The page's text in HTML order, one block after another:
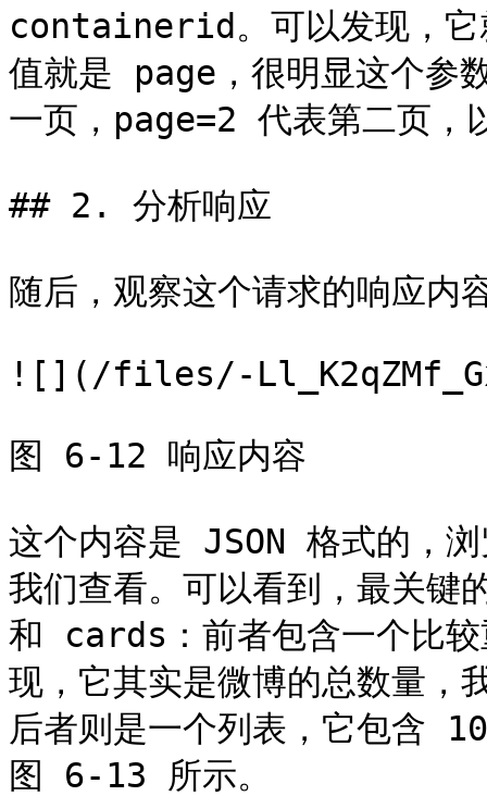
containerid。可以发现，
值就是 page，很明显这个参
一页，page=2 代表第二页，
## 2. 分析响应
随后，观察这个请求的响应
![](/files/-
图 6-12 响应内容
这个内容是 JSON 格式的，
我们查看。可以看到，最关
和 cards：前者包含一个比
现，它其实是微博的总数量，
后者则是一个列表，它包含
图 6-13 所示。